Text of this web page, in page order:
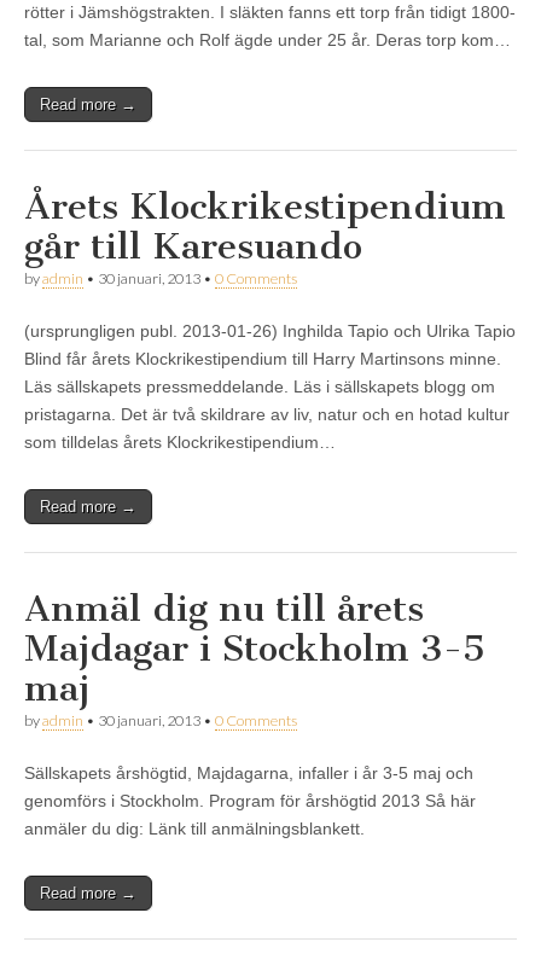
rötter i Jämshögstrakten. I släkten fanns ett torp från tidigt 1800-
tal, som Marianne och Rolf ägde under 25 år. Deras torp kom…
Read more →
Årets Klockrikestipendium
går till Karesuando
byadmin • 30 januari, 2013 • 0 Comments
(ursprungligen publ. 2013-01-26) Inghilda Tapio och Ulrika Tapio
Blind får årets Klockrikestipendium till Harry Martinsons minne.
Läs sällskapets pressmeddelande. Läs i sällskapets blogg om
pristagarna. Det är två skildrare av liv, natur och en hotad kultur
som tilldelas årets Klockrikestipendium…
Read more →
Anmäl dig nu till årets
Majdagar i Stockholm 3-5
maj
byadmin • 30 januari, 2013 • 0 Comments
Sällskapets årshögtid, Majdagarna, infaller i år 3-5 maj och
genomförs i Stockholm. Program för årshögtid 2013 Så här
anmäler du dig: Länk till anmälningsblankett.
Read more →